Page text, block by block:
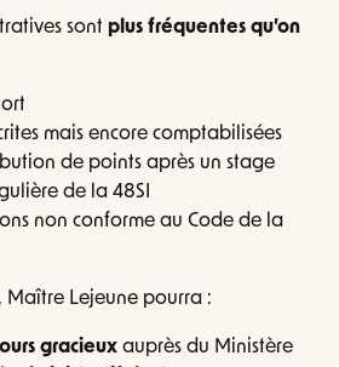
sont plus fréquentes qu’on
mais encore comptabilisées
de points après un stage
de la 48SI
non conforme au Code de la
Maître Lejeune pourra :
gracieux auprès du Ministère